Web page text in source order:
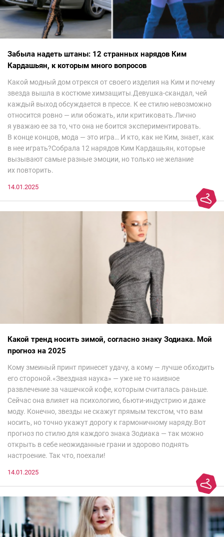
Забыла надеть штаны: 12 странных нарядов Ким
Кардашьян, к которым много вопросов
Какой модный дом отрекся от своего изделия на Ким и почему
звезда вышла в костюме химзащиты.Девушка-скандал, чей
каждый выход обсуждается в прессе. К ее стилю невозможно
относится ровно — или обожать, или критиковать.Лично
я уважаю ее за то, что она не боится экспериментировать.
В конце концов, мода — это игра… И кто, как не Ким, знает, как
в нее играть?Собрала 12 нарядов Ким Кардашьян, которые
вызывают самые разные эмоции, но только не желание
их повторить.
14.01.2025
Какой тренд носить зимой, согласно знаку Зодиака. Мой
прогноз на 2025
Кому змеиный принт принесет удачу, а кому — лучше обходить
его стороной.«Звездная наука» — уже не то наивное
развлечение за чашечкой кофе, которым считалась раньше.
Сейчас она влияет на психологию, бьюти-индустрию и даже
моду. Конечно, звезды не скажут прямым текстом, что вам
носить, но точно укажут дорогу к гармоничному наряду.Вот
прогноз по стилю для каждого знака Зодиака — так можно
открыть в себе неожиданные грани и здорово поднять
настроение. Так что, поехали!
14.01.2025